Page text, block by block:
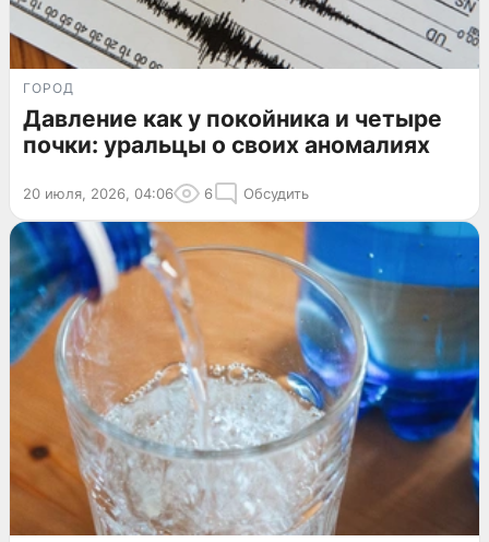
ГОРОД
Давление как у покойника и четыре
почки: уральцы о своих аномалиях
20 июля, 2026, 04:06 6 Обсудить